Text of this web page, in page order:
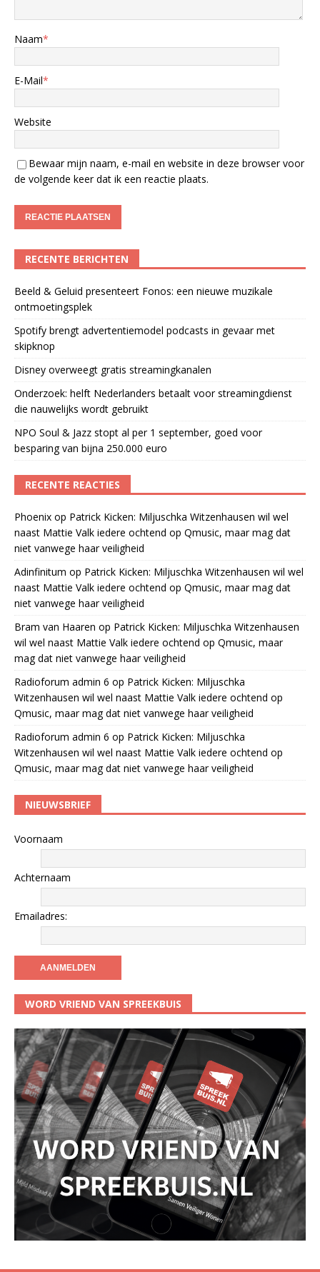
Naam*
E-Mail*
Website
Bewaar mijn naam, e-mail en website in deze browser voor
de volgende keer dat ik een reactie plaats.
RECENTE BERICHTEN
Beeld & Geluid presenteert Fonos: een nieuwe muzikale
ontmoetingsplek
Spotify brengt advertentiemodel podcasts in gevaar met
skipknop
Disney overweegt gratis streamingkanalen
Onderzoek: helft Nederlanders betaalt voor streamingdienst
die nauwelijks wordt gebruikt
NPO Soul & Jazz stopt al per 1 september, goed voor
besparing van bijna 250.000 euro
RECENTE REACTIES
Phoenix op Patrick Kicken: Miljuschka Witzenhausen wil wel
naast Mattie Valk iedere ochtend op Qmusic, maar mag dat
niet vanwege haar veiligheid
Adinfinitum op Patrick Kicken: Miljuschka Witzenhausen wil wel
naast Mattie Valk iedere ochtend op Qmusic, maar mag dat
niet vanwege haar veiligheid
Bram van Haaren op Patrick Kicken: Miljuschka Witzenhausen
wil wel naast Mattie Valk iedere ochtend op Qmusic, maar
mag dat niet vanwege haar veiligheid
Radioforum admin 6 op Patrick Kicken: Miljuschka
Witzenhausen wil wel naast Mattie Valk iedere ochtend op
Qmusic, maar mag dat niet vanwege haar veiligheid
Radioforum admin 6 op Patrick Kicken: Miljuschka
Witzenhausen wil wel naast Mattie Valk iedere ochtend op
Qmusic, maar mag dat niet vanwege haar veiligheid
NIEUWSBRIEF
Voornaam
Achternaam
Emailadres:
WORD VRIEND VAN SPREEKBUIS